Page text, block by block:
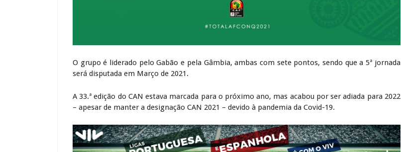
O grupo é liderado pelo Gabão e pela Gâmbia, ambas com sete pontos, sendo que a 5ª jornada
será disputada em Março de 2021.
A 33.ª edição do CAN estava marcada para o próximo ano, mas acabou por ser adiada para 2022
– apesar de manter a designação CAN 2021 – devido à pandemia da Covid-19.